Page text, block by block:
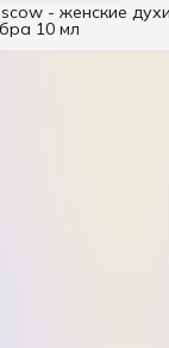
- женские
10 мл